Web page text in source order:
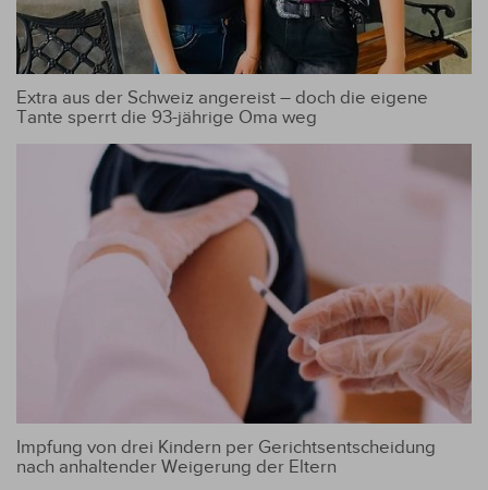
Extra aus der Schweiz angereist – doch die eigene
Tante sperrt die 93-jährige Oma weg
Impfung von drei Kindern per Gerichtsentscheidung
nach anhaltender Weigerung der Eltern